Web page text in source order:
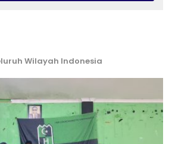
Wilayah Indonesia